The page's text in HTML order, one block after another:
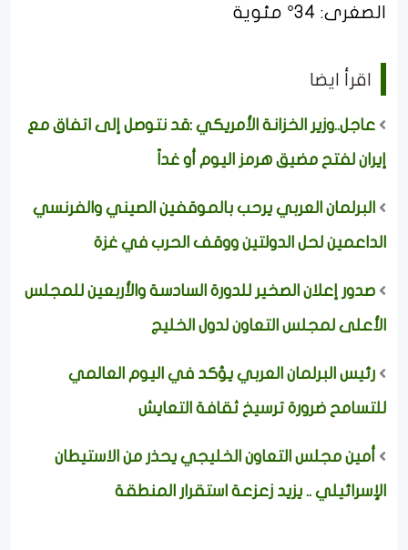
الصغرى: 34° مئوية
اقرأ ايضا
عاجل..وزير الخزانة الأمريكي :قد نتوصل إلى اتفاق مع
إيران لفتح مضيق هرمز اليوم أو غداً
البرلمان العربي يرحب بالموقفين الصيني والفرنسي
الداعمين لحل الدولتين ووقف الحرب في غزة
صدور إعلان الصخير للدورة السادسة والأربعين للمجلس
الأعلى لمجلس التعاون لدول الخليج
رئيس البرلمان العربي يؤكد في اليوم العالمي
للتسامح ضرورة ترسيخ ثقافة التعايش
أمين مجلس التعاون الخليجي يحذر من الاستيطان
الإسرائيلي .. يزيد زعزعة استقرار المنطقة